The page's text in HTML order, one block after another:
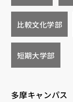
比較文化学部
短期大学部
多摩キャンパス